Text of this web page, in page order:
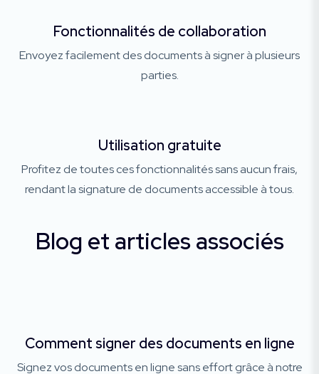
Fonctionnalités de collaboration
Envoyez facilement des documents à signer à plusieurs
parties.
Utilisation gratuite
Profitez de toutes ces fonctionnalités sans aucun frais,
rendant la signature de documents accessible à tous.
Blog et articles associés
Comment signer des documents en ligne
Signez vos documents en ligne sans effort grâce à notre